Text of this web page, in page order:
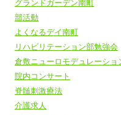
グランドガーデン南町
部活動
よくなるデイ南町
リハビリテーション部勉強会
倉敷ニューロモデュレーショ
院内コンサート
脊髄刺激療法
介護求人